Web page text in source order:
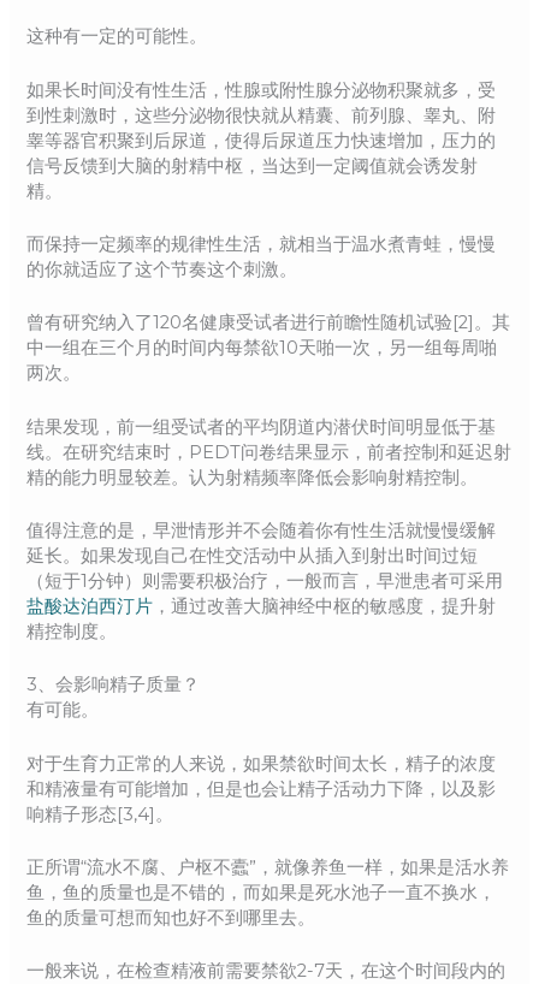
这种有一定的可能性。
如果长时间没有性生活，性腺或附性腺分泌物积聚就多，受
到性刺激时，这些分泌物很快就从精囊、前列腺、睾丸、附
睾等器官积聚到后尿道，使得后尿道压力快速增加，压力的
信号反馈到大脑的射精中枢，当达到一定阈值就会诱发射
精。
而保持一定频率的规律性生活，就相当于温水煮青蛙，慢慢
的你就适应了这个节奏这个刺激。
曾有研究纳入了120名健康受试者进行前瞻性随机试验[2]。其
中一组在三个月的时间内每禁欲10天啪一次，另一组每周啪
两次。
结果发现，前一组受试者的平均阴道内潜伏时间明显低于基
线。在研究结束时，PEDT问卷结果显示，前者控制和延迟射
精的能力明显较差。认为射精频率降低会影响射精控制。
值得注意的是，早泄情形并不会随着你有性生活就慢慢缓解
延长。如果发现自己在性交活动中从插入到射出时间过短
（短于1分钟）则需要积极治疗，一般而言，早泄患者可采用
盐酸达泊西汀片 ，通过改善大脑神经中枢的敏感度，提升射
精控制度。
3、会影响精子质量？
有可能。
对于生育力正常的人来说，如果禁欲时间太长，精子的浓度
和精液量有可能增加，但是也会让精子活动力下降，以及影
响精子形态[3,4]。
正所谓“流水不腐、户枢不蠹”，就像养鱼一样，如果是活水养
鱼，鱼的质量也是不错的，而如果是死水池子一直不换水，
鱼的质量可想而知也好不到哪里去。
一般来说，在检查精液前需要禁欲2-7天，在这个时间段内的